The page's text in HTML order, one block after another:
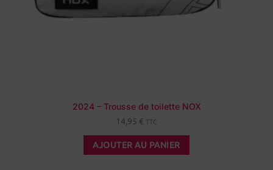
2024 – Trousse de toilette NOX
14,95 € TTC
AJOUTER AU PANIER